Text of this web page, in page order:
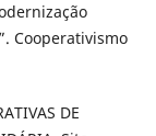
Cooperativismo
DE